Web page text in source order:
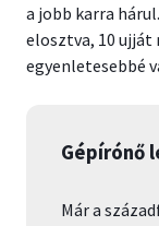
a jobb karra
elosztva, 10 ujját
egyenletesebbé
Gépírónő
Már a